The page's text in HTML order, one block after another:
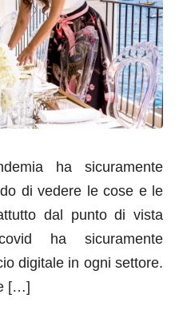
ha sicuramente
di vedere le cose e le
dal punto di vista
ha sicuramente
digitale in ogni settore.
[…]